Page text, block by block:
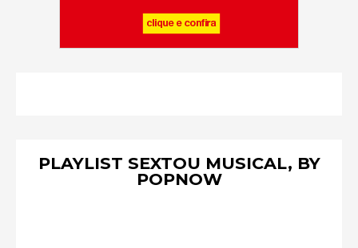
PLAYLIST SEXTOU MUSICAL, BY
POPNOW